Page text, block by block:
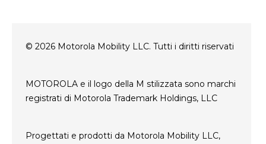
Stato di riparazione
Condizioni di vendita
Privacy del sito web
Innovazione
Informativa sulla privacy del prodotto
© 2026 Motorola Mobility LLC. Tutti i diritti riservati
MOTOROLA e il logo della M stilizzata sono marchi
registrati di Motorola Trademark Holdings, LLC
Progettati e prodotti da Motorola Mobility LLC,